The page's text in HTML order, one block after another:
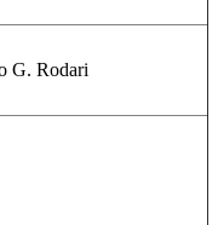
G. Rodari